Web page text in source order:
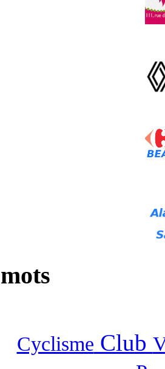
Cyclisme Club